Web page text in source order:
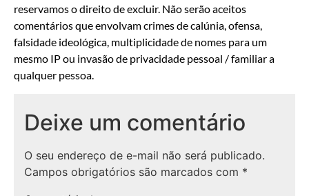
reservamos o direito de excluir. Não serão aceitos
comentários que envolvam crimes de calúnia, ofensa,
falsidade ideológica, multiplicidade de nomes para um
mesmo IP ou invasão de privacidade pessoal / familiar a
qualquer pessoa.
Deixe um comentário
O seu endereço de e-mail não será publicado.
Campos obrigatórios são marcados com *